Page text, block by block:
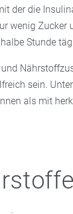
der die
wenig Zucker
Stunde
sein.
als mit